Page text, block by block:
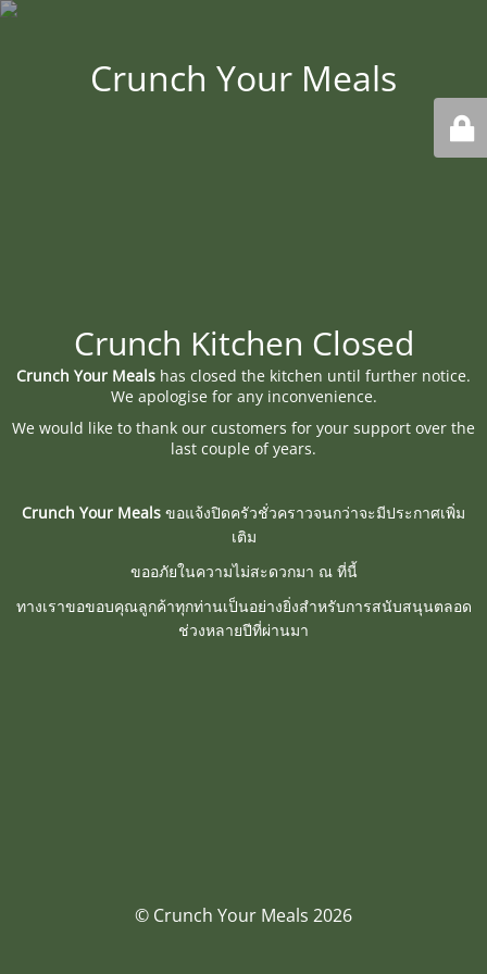
Crunch Your Meals
Crunch Kitchen Closed
Crunch Your Meals has closed the kitchen until further notice.
We apologise for any inconvenience.
We would like to thank our customers for your support over the
last couple of years.
Crunch Your Meals ขอแจ้งปิดครัวชั่วคราวจนกว่าจะมีประกาศเพิ่ม
เติม
ขออภัยในความไม่สะดวกมา ณ ที่นี้
ทางเราขอขอบคุณลูกค้าทุกท่านเป็นอย่างยิ่งสำหรับการสนับสนุนตลอด
ช่วงหลายปีที่ผ่านมา
© Crunch Your Meals 2026